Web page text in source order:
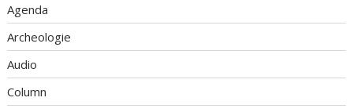
Agenda
Archeologie
Audio
Column